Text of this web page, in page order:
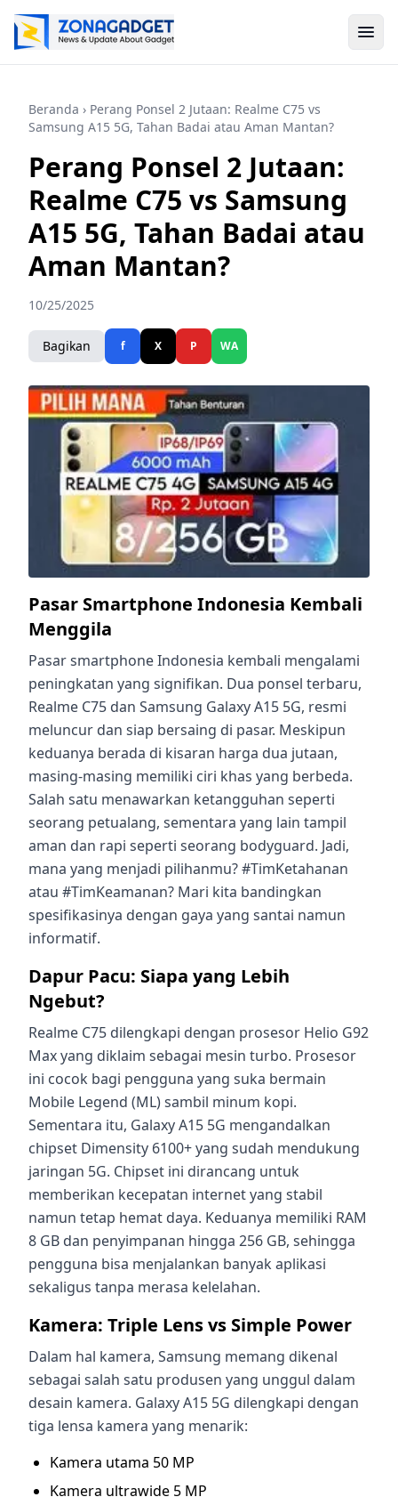
Beranda › Perang Ponsel 2 Jutaan: Realme C75 vs
Samsung A15 5G, Tahan Badai atau Aman Mantan?
Perang Ponsel 2 Jutaan:
Realme C75 vs Samsung
A15 5G, Tahan Badai atau
Aman Mantan?
10/25/2025
Bagikan f X P WA
Pasar Smartphone Indonesia Kembali
Menggila
Pasar smartphone Indonesia kembali mengalami
peningkatan yang signifikan. Dua ponsel terbaru,
Realme C75 dan Samsung Galaxy A15 5G, resmi
meluncur dan siap bersaing di pasar. Meskipun
keduanya berada di kisaran harga dua jutaan,
masing-masing memiliki ciri khas yang berbeda.
Salah satu menawarkan ketangguhan seperti
seorang petualang, sementara yang lain tampil
aman dan rapi seperti seorang bodyguard. Jadi,
mana yang menjadi pilihanmu? #TimKetahanan
atau #TimKeamanan? Mari kita bandingkan
spesifikasinya dengan gaya yang santai namun
informatif.
Dapur Pacu: Siapa yang Lebih
Ngebut?
Realme C75 dilengkapi dengan prosesor Helio G92
Max yang diklaim sebagai mesin turbo. Prosesor
ini cocok bagi pengguna yang suka bermain
Mobile Legend (ML) sambil minum kopi.
Sementara itu, Galaxy A15 5G mengandalkan
chipset Dimensity 6100+ yang sudah mendukung
jaringan 5G. Chipset ini dirancang untuk
memberikan kecepatan internet yang stabil
namun tetap hemat daya. Keduanya memiliki RAM
8 GB dan penyimpanan hingga 256 GB, sehingga
pengguna bisa menjalankan banyak aplikasi
sekaligus tanpa merasa kelelahan.
Kamera: Triple Lens vs Simple Power
Dalam hal kamera, Samsung memang dikenal
sebagai salah satu produsen yang unggul dalam
desain kamera. Galaxy A15 5G dilengkapi dengan
tiga lensa kamera yang menarik:
Kamera utama 50 MP
Kamera ultrawide 5 MP